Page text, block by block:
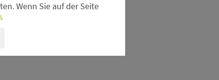
Wenn Sie auf der Seite